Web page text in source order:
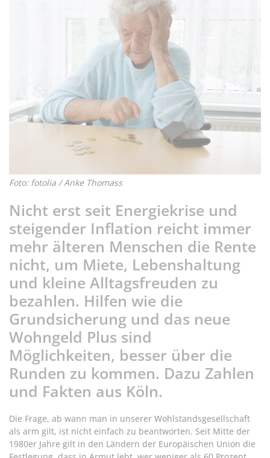
Foto: fotolia / Anke Thomass
Nicht erst seit Energiekrise und
steigender Inflation reicht immer
mehr älteren Menschen die Rente
nicht, um Miete, Lebenshaltung
und kleine Alltagsfreuden zu
bezahlen. Hilfen wie die
Grundsicherung und das neue
Wohngeld Plus sind
Möglichkeiten, besser über die
Runden zu kommen. Dazu Zahlen
und Fakten aus Köln.
Die Frage, ab wann man in unserer Wohlstandsgesellschaft
als arm gilt, ist nicht einfach zu beantworten. Seit Mitte der
1980er Jahre gilt in den Ländern der Europäischen Union die